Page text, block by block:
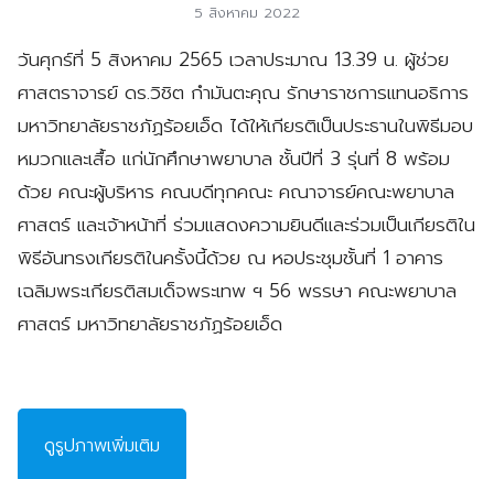
5 สิงหาคม 2022
วันศุกร์ที่ 5 สิงหาคม 2565 เวลาประมาณ 13.39 น. ผู้ช่วย
ศาสตราจารย์ ดร.วิชิต กำมันตะคุณ รักษาราชการแทนอธิการ
มหาวิทยาลัยราชภัฏร้อยเอ็ด ได้ให้เกียรติเป็นประธานในพิธีมอบ
หมวกและเสื้อ แก่นักศึกษาพยาบาล ชั้นปีที่ 3 รุ่นที่ 8 พร้อม
ด้วย คณะผู้บริหาร คณบดีทุกคณะ คณาจารย์คณะพยาบาล
ศาสตร์ และเจ้าหน้าที่ ร่วมแสดงความยินดีและร่วมเป็นเกียรติใน
พิธีอันทรงเกียรติในครั้งนี้ด้วย ณ หอประชุมชั้นที่ 1 อาคาร
เฉลิมพระเกียรติสมเด็จพระเทพ ฯ 56 พรรษา คณะพยาบาล
ศาสตร์ มหาวิทยาลัยราชภัฏร้อยเอ็ด
ดูรูปภาพเพิ่มเติม